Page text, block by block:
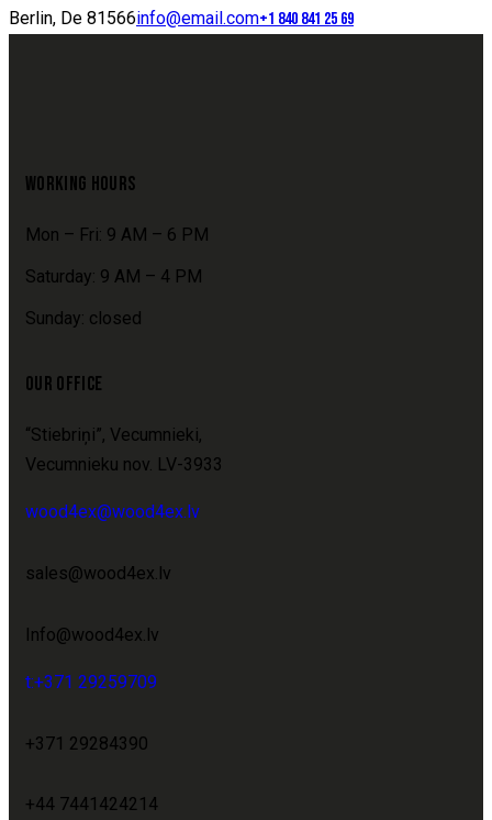
Berlin, De 81566info@email.com+1 840 841 25 69
WORKING HOURS
Mon – Fri: 9 AM – 6 PM
Saturday: 9 AM – 4 PM
Sunday: closed
OUR OFFICE
“Stiebriņi”, Vecumnieki,
Vecumnieku nov. LV-3933
wood4ex@wood4ex.lv
sales@wood4ex.lv
Info@wood4ex.lv
t:+371 29259709
+371 29284390
+44 7441424214